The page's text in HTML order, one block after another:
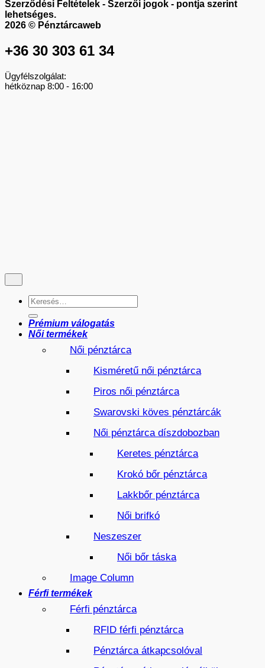
Szerződési Feltételek - Szerzői jogok - pontja szerint
lehetséges.
2026 © Pénztárcaweb
+36 30 303 61 34
Ügyfélszolgálat:
hétköznap 8:00 - 16:00
Keresés
a
következőre:
Prémium válogatás
Női termékek
Női pénztárca
Kisméretű női pénztárca
Piros női pénztárca
Swarovski köves pénztárcák
Női pénztárca díszdobozban
Keretes pénztárca
Krokó bőr pénztárca
Lakkbőr pénztárca
Női brifkó
Neszeszer
Női bőr táska
Image Column
Férfi termékek
Férfi pénztárca
RFID férfi pénztárca
Pénztárca átkapcsolóval